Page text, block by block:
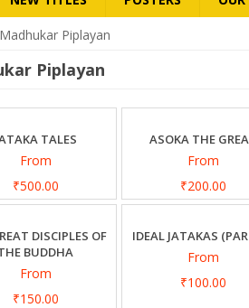
here Piplayan
Piplayan
TALES
From
₹500.00
ASOKA THE
From
₹200.00
DISCIPLES OF
BUDDHA
From
₹150.00
IDEAL JATAKAS
From
₹100.00